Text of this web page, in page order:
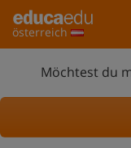
österreich
Möchtest du